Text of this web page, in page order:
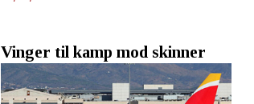
Vinger til kamp mod skinner